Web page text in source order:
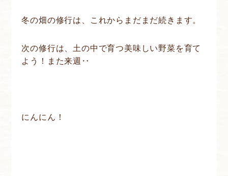
冬の畑の修行は、これからまだまだ続きます。
次の修行は、土の中で育つ美味しい野菜を育て
よう！また来週‥
にんにん！